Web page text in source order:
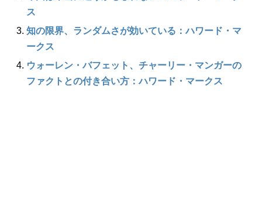
ス
知の限界、ランダムさが効いている：ハワード・マ
ークス
ウォーレン・バフェット、チャーリー・マンガーの
ファクトとの付き合い方：ハワード・マークス